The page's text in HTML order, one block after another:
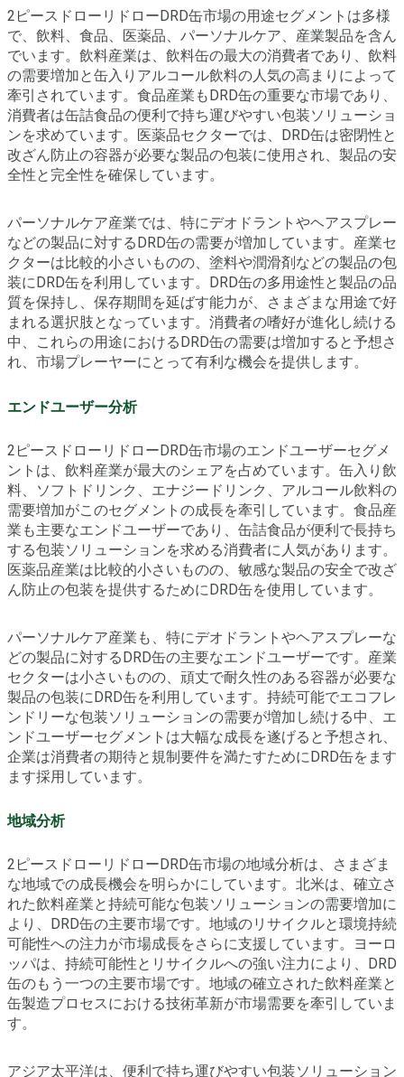
2ピースドローリドローDRD缶市場の用途セグメントは多様
で、飲料、食品、医薬品、パーソナルケア、産業製品を含ん
でいます。飲料産業は、飲料缶の最大の消費者であり、飲料
の需要増加と缶入りアルコール飲料の人気の高まりによって
牽引されています。食品産業もDRD缶の重要な市場であり、
消費者は缶詰食品の便利で持ち運びやすい包装ソリューショ
ンを求めています。医薬品セクターでは、DRD缶は密閉性と
改ざん防止の容器が必要な製品の包装に使用され、製品の安
全性と完全性を確保しています。
パーソナルケア産業では、特にデオドラントやヘアスプレー
などの製品に対するDRD缶の需要が増加しています。産業セ
クターは比較的小さいものの、塗料や潤滑剤などの製品の包
装にDRD缶を利用しています。DRD缶の多用途性と製品の品
質を保持し、保存期間を延ばす能力が、さまざまな用途で好
まれる選択肢となっています。消費者の嗜好が進化し続ける
中、これらの用途におけるDRD缶の需要は増加すると予想さ
れ、市場プレーヤーにとって有利な機会を提供します。
エンドユーザー分析
2ピースドローリドローDRD缶市場のエンドユーザーセグメ
ントは、飲料産業が最大のシェアを占めています。缶入り飲
料、ソフトドリンク、エナジードリンク、アルコール飲料の
需要増加がこのセグメントの成長を牽引しています。食品産
業も主要なエンドユーザーであり、缶詰食品が便利で長持ち
する包装ソリューションを求める消費者に人気があります。
医薬品産業は比較的小さいものの、敏感な製品の安全で改ざ
ん防止の包装を提供するためにDRD缶を使用しています。
パーソナルケア産業も、特にデオドラントやヘアスプレーな
どの製品に対するDRD缶の主要なエンドユーザーです。産業
セクターは小さいものの、頑丈で耐久性のある容器が必要な
製品の包装にDRD缶を利用しています。持続可能でエコフレ
ンドリーな包装ソリューションの需要が増加し続ける中、エ
ンドユーザーセグメントは大幅な成長を遂げると予想され、
企業は消費者の期待と規制要件を満たすためにDRD缶をます
ます採用しています。
地域分析
2ピースドローリドローDRD缶市場の地域分析は、さまざま
な地域での成長機会を明らかにしています。北米は、確立さ
れた飲料産業と持続可能な包装ソリューションの需要増加に
より、DRD缶の主要市場です。地域のリサイクルと環境持続
可能性への注力が市場成長をさらに支援しています。ヨーロ
ッパは、持続可能性とリサイクルへの強い注力により、DRD
缶のもう一つの主要市場です。地域の確立された飲料産業と
缶製造プロセスにおける技術革新が市場需要を牽引していま
す。
アジア太平洋は、便利で持ち運びやすい包装ソリューション